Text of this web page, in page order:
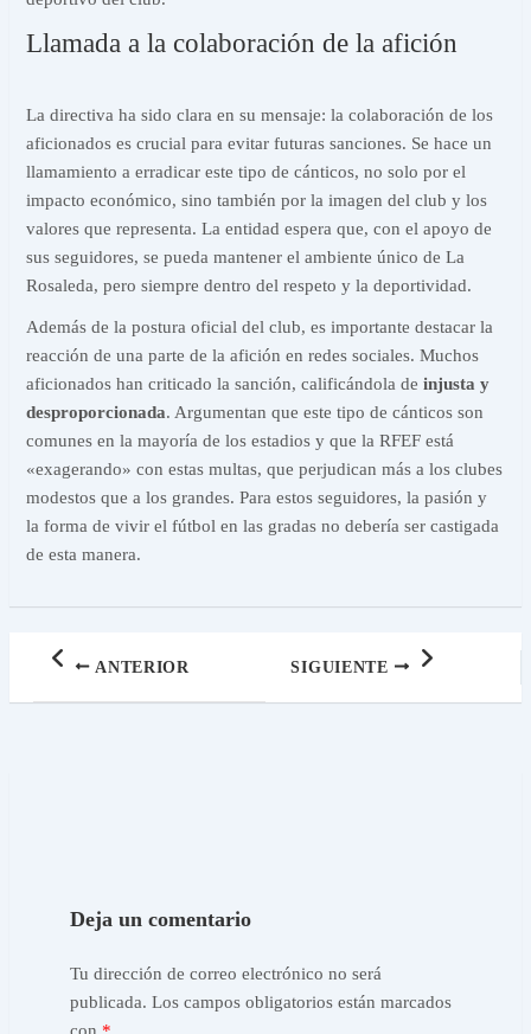
Llamada a la colaboración de la afición
La directiva ha sido clara en su mensaje: la colaboración de los
aficionados es crucial para evitar futuras sanciones. Se hace un
llamamiento a erradicar este tipo de cánticos, no solo por el
impacto económico, sino también por la imagen del club y los
valores que representa. La entidad espera que, con el apoyo de
sus seguidores, se pueda mantener el ambiente único de La
Rosaleda, pero siempre dentro del respeto y la deportividad.
Además de la postura oficial del club, es importante destacar la
reacción de una parte de la afición en redes sociales. Muchos
aficionados han criticado la sanción, calificándola deinjusta y
desproporcionada. Argumentan que este tipo de cánticos son
comunes en la mayoría de los estadios y que la RFEF está
«exagerando» con estas multas, que perjudican más a los clubes
modestos que a los grandes. Para estos seguidores, la pasión y
la forma de vivir el fútbol en las gradas no debería ser castigada
de esta manera.
ANTERIOR SIGUIENTE
Deja un comentario
Tu dirección de correo electrónico no será
publicada. Los campos obligatorios están marcados
con *